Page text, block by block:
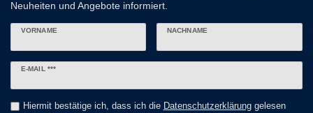
Neuheiten und Angebote informiert.
VORNAME NACHNAME
E-MAIL ***
Newsletter
Hiermit bestätige ich, dass ich die Daten­schutz­erklärunggelesen